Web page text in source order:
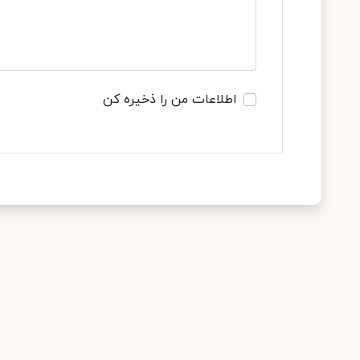
اطلاعات من را ذخیره کن